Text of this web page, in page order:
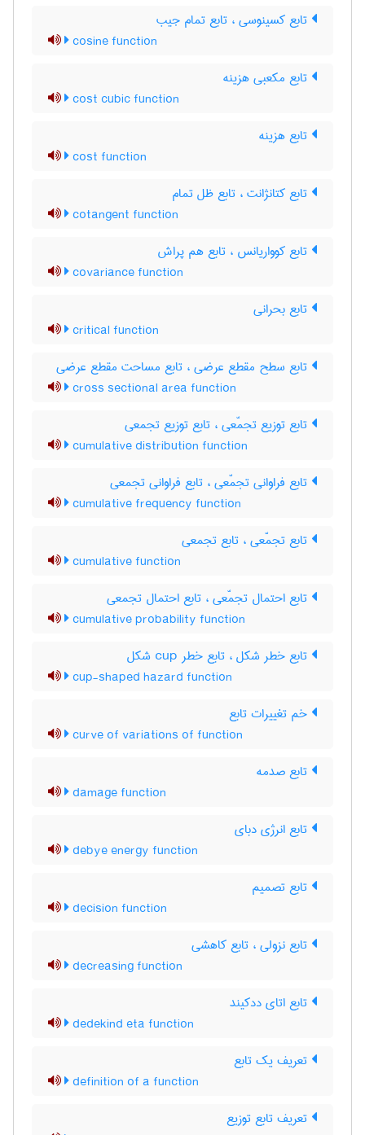
تابع کسینوسی ، تابع تمام جیب
cosine function
تابع مکعبی هزینه
cost cubic function
تابع هزینه
cost function
تابع کتانژانت ، تابع ظل تمام
cotangent function
تابع کوواریانس ، تابع هم پراش
covariance function
تابع بحرانی
critical function
تابع سطح مقطع عرضی ، تابع مساحت مقطع عرضی
cross sectional area function
تابع توزیع تجمّعی ، تابع توزیع تجمعی
cumulative distribution function
تابع فراوانی تجمّعی ، تابع فراوانی تجمعی
cumulative frequency function
تابع تجمّعی ، تابع تجمعی
cumulative function
تابع احتمال تجمّعی ، تابع احتمال تجمعی
cumulative probability function
تابع خطر شکل ، تابع خطر ‌c‌u‌p شکل
cup-shaped hazard function
خم تغییرات تابع
curve of variations of function
تابع صدمه
damage function
تابع انرژی دبای
debye energy function
تابع تصمیم
decision function
تابع نزولی ، تابع کاهشی
decreasing function
تابع اتای ددکیند
dedekind eta function
تعریف یک تابع
definition of a function
تعریف تابع توزیع